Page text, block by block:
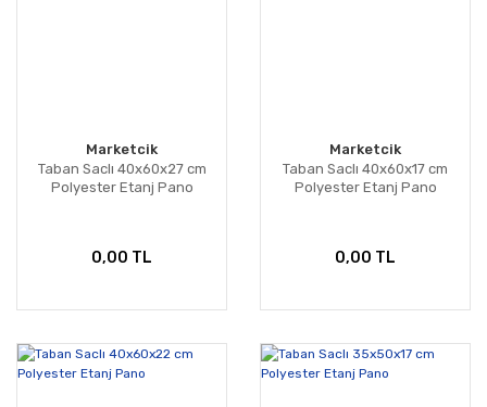
Marketcik
Taban Saclı 40x60x27 cm
Polyester Etanj Pano
0,00 TL
Marketcik
Taban Saclı 40x60x17 cm
Polyester Etanj Pano
0,00 TL